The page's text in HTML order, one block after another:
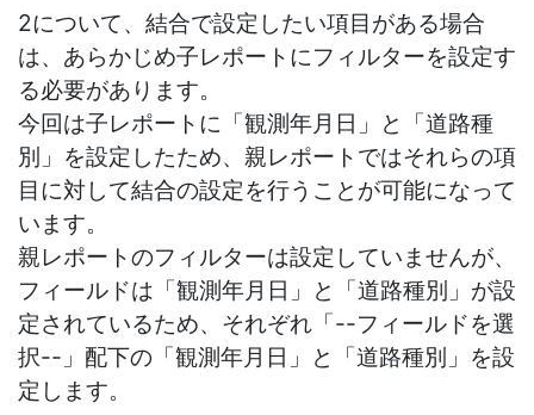
2について、結合で設定したい項目がある場合
は、あらかじめ子レポートにフィルターを設定す
る必要があります。
今回は子レポートに「観測年月日」と「道路種
別」を設定したため、親レポートではそれらの項
目に対して結合の設定を行うことが可能になって
います。
親レポートのフィルターは設定していませんが、
フィールドは「観測年月日」と「道路種別」が設
定されているため、それぞれ「--フィールドを選
択--」配下の「観測年月日」と「道路種別」を設
定します。